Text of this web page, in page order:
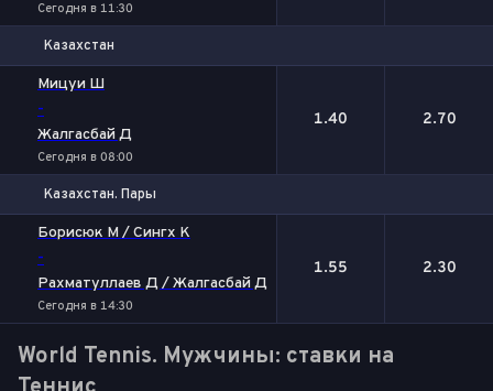
Сегодня в 11:30
Казахстан
Мицуи Ш
-
Жалгасбай Д
Сегодня в 08:00
1.40 2.70
Казахстан. Пары
Борисюк М / Сингх К
-
Рахматуллаев Д / Жалгасбай Д
Сегодня в 14:30
1.55 2.30
World Tennis. Мужчины: ставки на